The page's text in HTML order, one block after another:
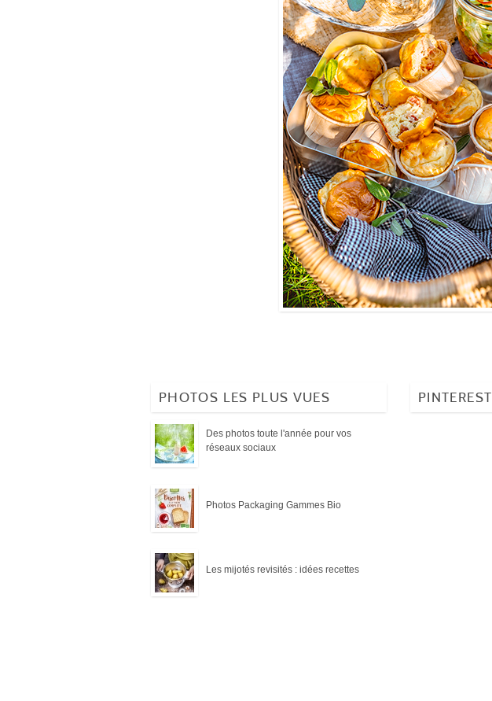
PHOTOS LES PLUS VUES
Des photos toute l'année pour vos
réseaux sociaux
Photos Packaging Gammes Bio
Les mijotés revisités : idées recettes
PINTEREST